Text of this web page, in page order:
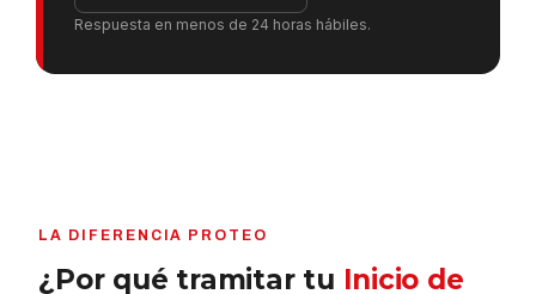
Respuesta en menos de 24 horas hábiles.
LA DIFERENCIA PROTEO
¿Por qué tramitar tu Inicio de